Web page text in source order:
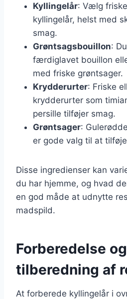
Kyllingelår: Vælg
kyllingelår, helst med
smag.
Grøntsagsbouillon:
færdiglavet bouillon
med friske grøntsager.
Krydderurter: Friske
krydderurter som
persille tilføjer smag.
Grøntsager:
er gode valg til at
Disse ingredienser kan
du har hjemme, og hvad
en god måde at udnytte
madspild.
Forberedelse og
tilberedning af
At forberede kyllingelår i